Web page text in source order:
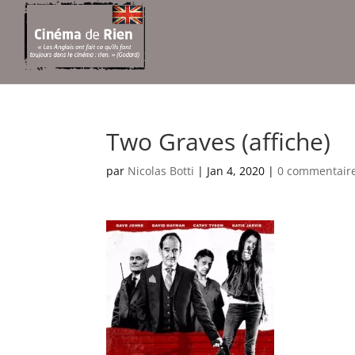
Two Graves (affiche)
par Nicolas Botti | Jan 4, 2020 |0